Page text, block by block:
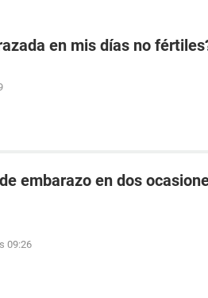
en mis días no
embarazo en dos
09:26